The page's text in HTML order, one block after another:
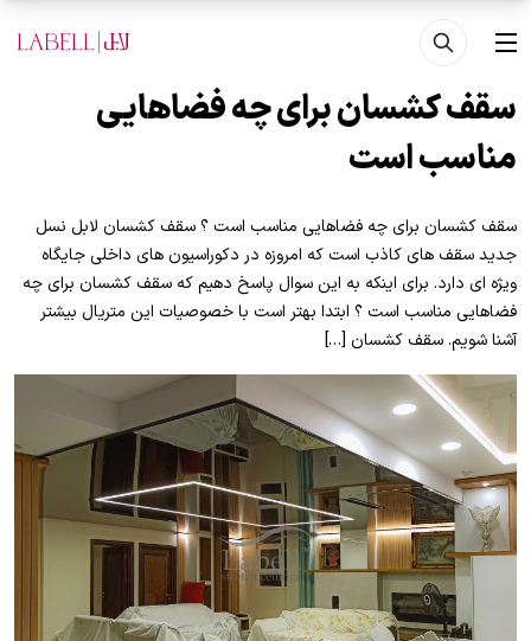
رفتن به محتوای اصلی
منو
سقف کشسان برای چه فضاهایی
مناسب است
سقف کشسان برای چه فضاهایی مناسب است ؟ سقف کشسان لابل نسل
جدید سقف های کاذب است که امروزه در دکوراسیون های داخلی جایگاه
ویژه ای دارد. برای اینکه به این سوال پاسخ دهیم که سقف کشسان برای چه
فضاهایی مناسب است ؟ ابتدا بهتر است با خصوصیات این متریال بیشتر
آشنا شویم. سقف کشسان […]